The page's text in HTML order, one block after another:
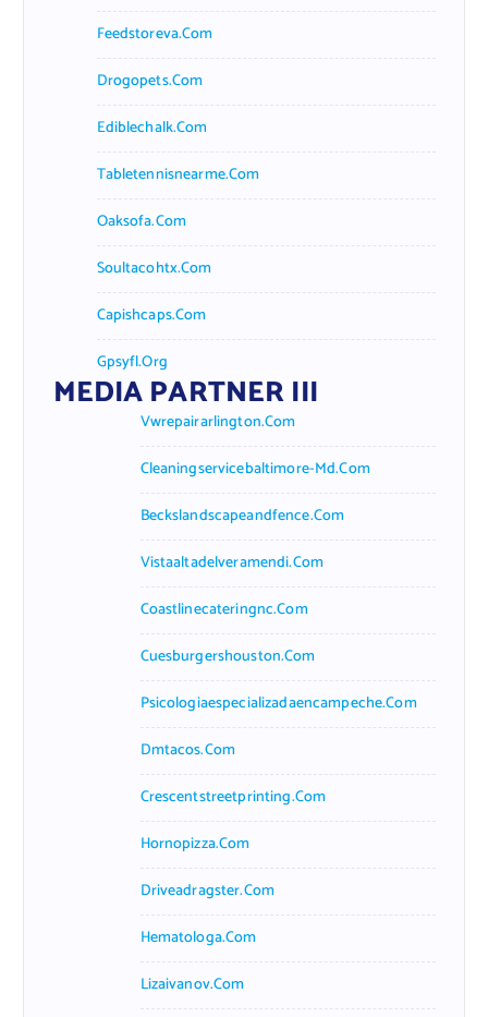
Feedstoreva.com
Drogopets.com
Ediblechalk.com
Tabletennisnearme.com
Oaksofa.com
Soultacohtx.com
Capishcaps.com
Gpsyfl.org
MEDIA PARTNER III
Vwrepairarlington.com
Cleaningservicebaltimore-Md.com
Beckslandscapeandfence.com
Vistaaltadelveramendi.com
Coastlinecateringnc.com
Cuesburgershouston.com
Psicologiaespecializadaencampeche.com
Dmtacos.com
Crescentstreetprinting.com
Hornopizza.com
Driveadragster.com
Hematologa.com
Lizaivanov.com